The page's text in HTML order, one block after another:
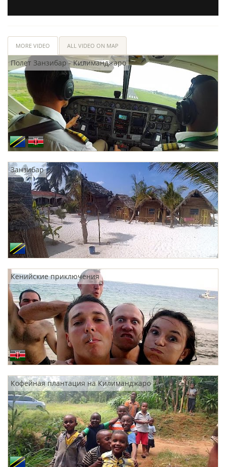
MORE VIDEO ALL VIDEO ON MAP
Полет Занзибар - Килиманджаро
Занзибар
Кенийские приключения
Кофейная плантация на Килиманджаро